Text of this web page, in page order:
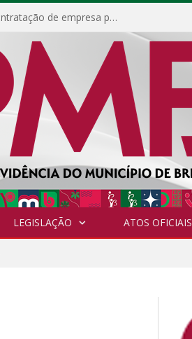
DISPENSA DE LICITAÇÃO Nº 003/2026 ( Contratação de empresa para fornecimento de gêneros alimentícios não perecíveis, materiais de expediente, descartáveis, copa e cozinha, para análise e posterior publicação.)
LEGISLAÇÃO ATOS OFICIAIS